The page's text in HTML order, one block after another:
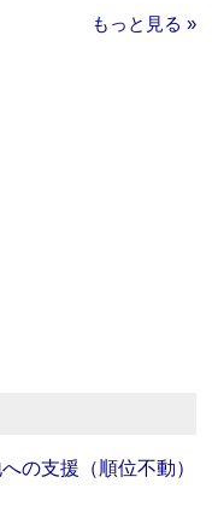
もっと見る »
の支援（順位不動）